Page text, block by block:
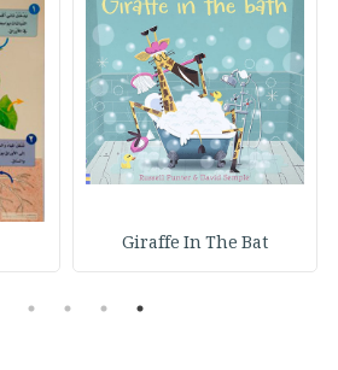
Giraffe In The Bat
1
2
3
4